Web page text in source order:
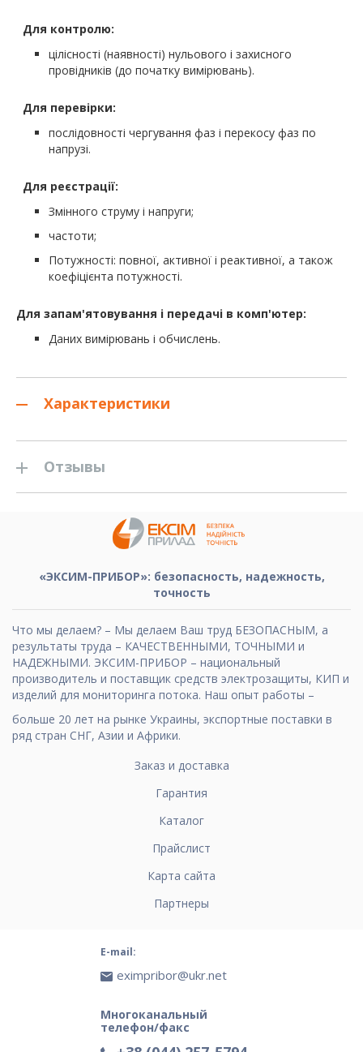
Для контролю:
цілісності (наявності) нульового і захисного
провідників (до початку вимірювань).
Для перевірки:
послідовності чергування фаз і перекосу фаз по
напрузі.
Для реєстрації:
Змінного струму і напруги;
частоти;
Потужності: повної, активної і реактивної, а також
коефіцієнта потужності.
Для запам'ятовування і передачі в комп'ютер:
Даних вимірювань і обчислень.
Характеристики
Отзывы
«ЭКСИМ-ПРИБОР»: безопасность, надежность,
точность
Что мы делаем? – Мы делаем Ваш труд БЕЗОПАСНЫМ, а
результаты труда – КАЧЕСТВЕННЫМИ, ТОЧНЫМИ и
НАДЕЖНЫМИ. ЭКСИМ-ПРИБОР – национальный
производитель и поставщик средств электрозащиты, КИП и
изделий для мониторинга потока. Наш опыт работы –
больше 20 лет на рынке Украины, экспортные поставки в
ряд стран СНГ, Азии и Африки.
Заказ и доставка
Гарантия
Каталог
Прайслист
Карта сайта
Партнеры
E-mail:
eximpribor@ukr.net
Многоканальный
телефон/факс